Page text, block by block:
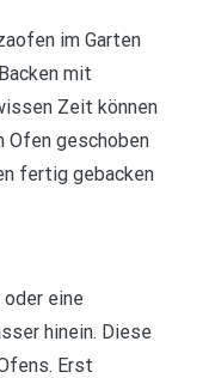
im Garten
mit
Zeit können
Ofen geschoben
fertig gebacken
oder eine
hinein. Diese
Erst